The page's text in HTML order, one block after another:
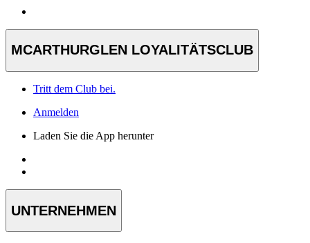
MCARTHURGLEN LOYALITÄTSCLUB
Tritt dem Club bei.
Anmelden
Laden Sie die App herunter
UNTERNEHMEN